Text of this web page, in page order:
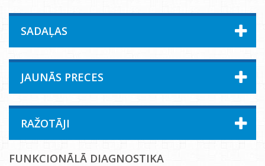
SADAĻAS
JAUNĀS PRECES
RAŽOTĀJI
FUNKCIONĀLĀ DIAGNOSTIKA